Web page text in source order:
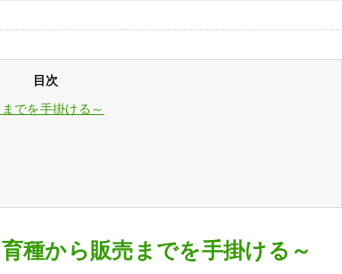
目次
でを手掛ける～
種から販売までを手掛ける～